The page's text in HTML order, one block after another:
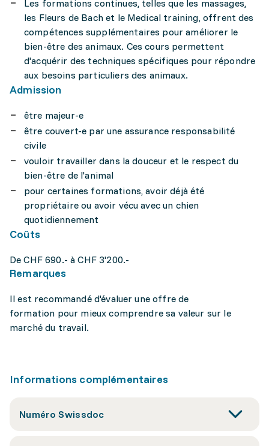
Les formations continues, telles que les massages,
les Fleurs de Bach et le Medical training, offrent des
compétences supplémentaires pour améliorer le
bien-être des animaux. Ces cours permettent
d'acquérir des techniques spécifiques pour répondre
aux besoins particuliers des animaux.
Admission
être majeur-e
être couvert-e par une assurance responsabilité
civile
vouloir travailler dans la douceur et le respect du
bien-être de l'animal
pour certaines formations, avoir déjà été
propriétaire ou avoir vécu avec un chien
quotidiennement
Coûts
De CHF 690.- à CHF 3'200.-
Remarques
Il est recommandé d'évaluer une offre de
formation pour mieux comprendre sa valeur sur le
marché du travail.
Informations complémentaires
Numéro Swissdoc